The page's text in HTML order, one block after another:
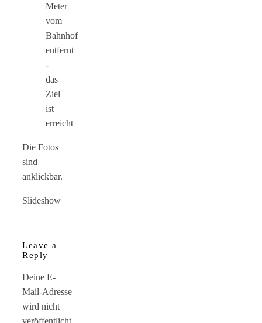
Meter
vom
Bahnhof
entfernt
-
das
Ziel
ist
erreicht
Die Fotos
sind
anklickbar.
Slideshow
Leave a
Reply
Deine E-
Mail-Adresse
wird nicht
veröffentlicht.